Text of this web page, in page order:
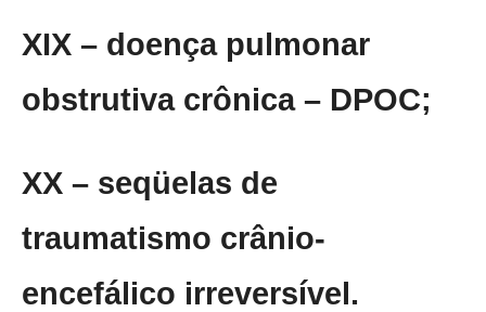
XIX – doença pulmonar
obstrutiva crônica – DPOC;
XX – seqüelas de
traumatismo crânio-
encefálico irreversível.